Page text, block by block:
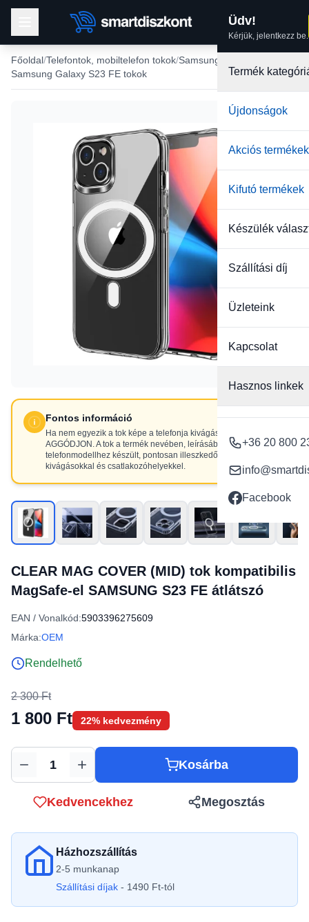
Üdv!
Kérjük, jelentkezz be.
Termék
Újdonságok
Akciós termékek
Kifutó termékek
Készülék
Szállítási díj
Üzleteink
Kapcsolat
Hasznos linkek
+36 20 800
Facebook
Főoldal Telefontok, mobiltelefon tokok Samsung tokok
Samsung Galaxy S23 FE tokok
Fontos információ
Ha nem egyezik a tok képe a telefonja kivágásaival, NE
AGGÓDJON. A tok a termék nevében, leírásában szereplő
telefonmodellhez készült, pontosan illeszkedő
kivágásokkal és csatlakozóhelyekkel.
CLEAR MAG COVER (MID) tok kompatibilis
MagSafe-el SAMSUNG S23 FE átlátszó
EAN / Vonalkód:5903396275609
Márka:OEM
Rendelhető
2 300 Ft
1 800 Ft 22% kedvezmény
Mennyiség Kosárba
Kedvencekhez Megosztás
Házhozszállítás
2-5 munkanap
Szállítási díjak - 1490 Ft-tól